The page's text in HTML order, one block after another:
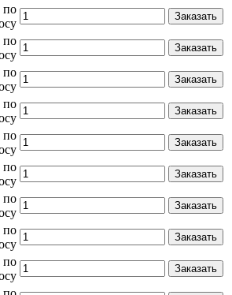
по
Заказать
по
Заказать
по
Заказать
по
Заказать
по
Заказать
по
Заказать
по
Заказать
по
Заказать
по
Заказать